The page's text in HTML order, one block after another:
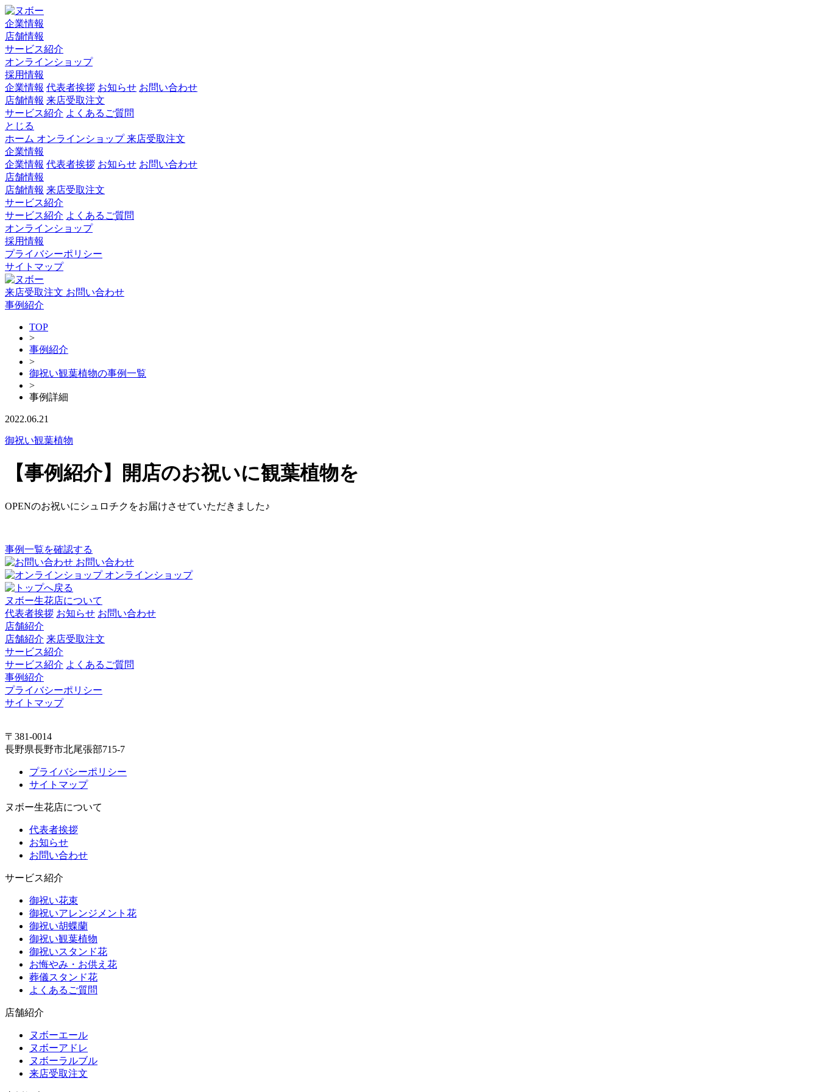
企業情報
店舗情報
サービス紹介
オンラインショップ
採用情報
企業情報 代表者挨拶 お知らせ お問い合わせ
店舗情報 来店受取注文
サービス紹介 よくあるご質問
とじる
ホーム オンラインショップ来店受取注文
企業情報
企業情報 代表者挨拶 お知らせ お問い合わせ
店舗情報
店舗情報 来店受取注文
サービス紹介
サービス紹介 よくあるご質問
オンラインショップ
採用情報
プライバシーポリシー
サイトマップ
来店受取注文 お問い合わせ
事例紹介
TOP
>
事例紹介
>
御祝い観葉植物の事例一覧
>
事例詳細
2022.06.21
御祝い観葉植物
【事例紹介】開店のお祝いに観葉植物を
OPENのお祝いにシュロチクをお届けさせていただきました♪
事例一覧を確認する
お問い合わせ
オンラインショップ
ヌボー生花店について
代表者挨拶 お知らせ お問い合わせ
店舗紹介
店舗紹介 来店受取注文
サービス紹介
サービス紹介 よくあるご質問
事例紹介
プライバシーポリシー
サイトマップ
〒381-0014
長野県長野市北尾張部715-7
プライバシーポリシー
サイトマップ
ヌボー生花店について
代表者挨拶
お知らせ
お問い合わせ
サービス紹介
御祝い花束
御祝いアレンジメント花
御祝い胡蝶蘭
御祝い観葉植物
御祝いスタンド花
お悔やみ・お供え花
葬儀スタンド花
よくあるご質問
店舗紹介
ヌボーエール
ヌボーアドレ
ヌボーラルブル
来店受取注文